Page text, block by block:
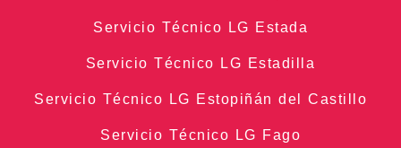
Servicio Técnico LG Estada
Servicio Técnico LG Estadilla
Servicio Técnico LG Estopiñán del Castillo
Servicio Técnico LG Fago